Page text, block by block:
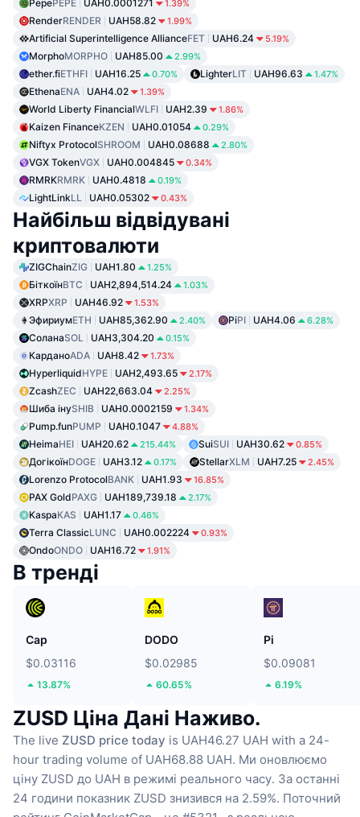
PepePEPE UAH0.0001271 1.39%
RenderRENDER UAH58.82 1.99%
Artificial Superintelligence AllianceFET UAH6.24 5.19%
MorphoMORPHO UAH85.00 2.99%
ether.fiETHFI UAH16.25 0.70% LighterLIT UAH96.63 1.47%
EthenaENA UAH4.02 1.39%
World Liberty FinancialWLFI UAH2.39 1.86%
Kaizen FinanceKZEN UAH0.01054 0.29%
Niftyx ProtocolSHROOM UAH0.08688 2.80%
VGX TokenVGX UAH0.004845 0.34%
RMRKRMRK UAH0.4818 0.19%
LightLinkLL UAH0.05302 0.43%
Найбільш відвідувані
криптовалюти
ZIGChainZIG UAH1.80 1.25%
БіткоїнBTC UAH2,894,514.24 1.03%
XRPXRP UAH46.92 1.53%
ЭфириумETH UAH85,362.90 2.40% PiPI UAH4.06 6.28%
СоланаSOL UAH3,304.20 0.15%
КарданоADA UAH8.42 1.73%
HyperliquidHYPE UAH2,493.65 2.17%
ZcashZEC UAH22,663.04 2.25%
Шиба інуSHIB UAH0.0002159 1.34%
Pump.funPUMP UAH0.1047 4.88%
HeimaHEI UAH20.62 215.44% SuiSUI UAH30.62 0.85%
ДогікоїнDOGE UAH3.12 0.17% StellarXLM UAH7.25 2.45%
Lorenzo ProtocolBANK UAH1.93 16.85%
PAX GoldPAXG UAH189,739.18 2.17%
KaspaKAS UAH1.17 0.46%
Terra ClassicLUNC UAH0.002224 0.93%
OndoONDO UAH16.72 1.91%
В тренді
Cap
$0.03116
13.87%
DODO
$0.02985
60.65%
Pi
$0.09081
6.19%
ZUSD Ціна Дані Наживо.
The live ZUSD price today is UAH46.27 UAH with a 24-
hour trading volume of UAH68.88 UAH. Ми оновлюємо
ціну ZUSD до UAH в режимі реального часу. За останні
24 години показник ZUSD знизився на 2.59%. Поточний